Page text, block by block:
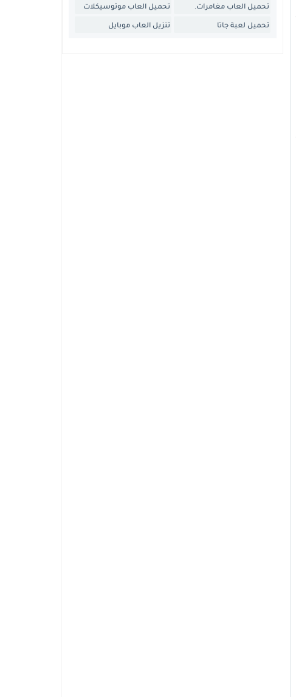
تحميل العاب مغامرات. تحميل العاب موتوسيكلات
تحميل لعبة جاتا تنزيل العاب موبايل